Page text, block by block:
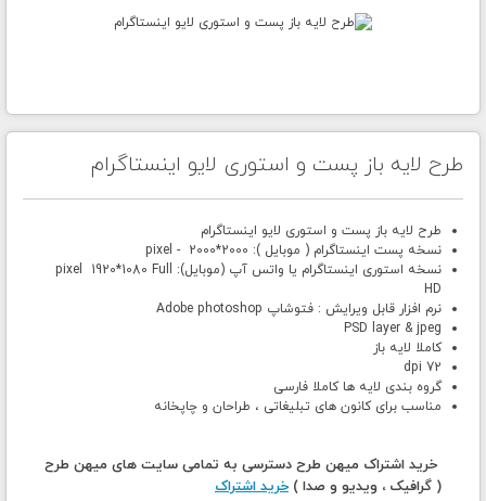
طرح لایه باز پست و استوری لایو اینستاگرام
طرح لایه باز پست و استوری لایو اینستاگرام
نسخه پست اینستاگرام ( موبایل ): 2000*2000 - pixel
نسخه استوری اینستاگرام یا واتس آپ (موبایل): pixel 1920*1080 Full
HD
نرم افزار قابل ویرایش : فتوشاپ Adobe photoshop
PSD layer & jpeg
کاملا لایه باز
72 dpi
گروه بندی لایه ها کاملا فارسی
مناسب برای کانون های تبلیغاتی ، طراحان و چاپخانه
خرید اشتراک میهن طرح دسترسی به تمامی سایت های میهن طرح
( گرافیک ، ویدیو و صدا ) خرید اشتراک